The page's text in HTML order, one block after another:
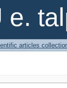
e.
articles